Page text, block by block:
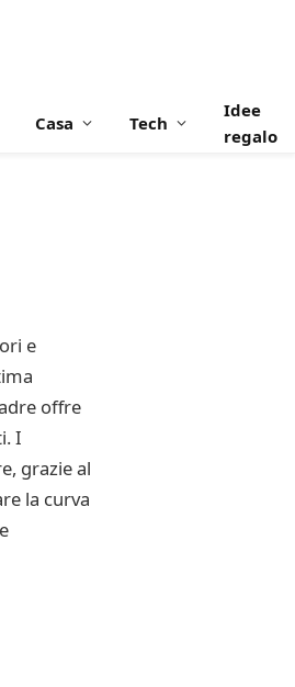
Casa Tech
Idee
regalo
e
offre
I
grazie al
la curva